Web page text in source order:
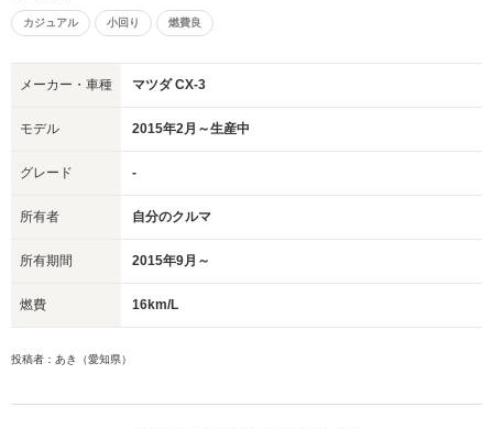
カジュアル 小回り 燃費良
メーカー・車種 マツダ CX-3
モデル 2015年2月～生産中
グレード -
所有者 自分のクルマ
所有期間 2015年9月～
燃費 16km/L
投稿者：あき（愛知県）